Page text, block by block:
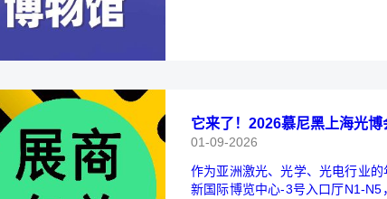
它来了！2026慕尼黑上海光博
01-09-2026
作为亚洲激光、光学、光电行业
新国际博览中心-3号入口厅N1-N5，E7-E4馆盛大召开。